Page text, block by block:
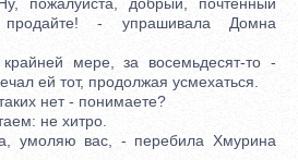
продайте! - упрашивала Домна
мере, за восемьдесят-то -
ей тот, продолжая усмехаться.
нет - понимаете?
не хитро.
вас, - перебила Хмурина